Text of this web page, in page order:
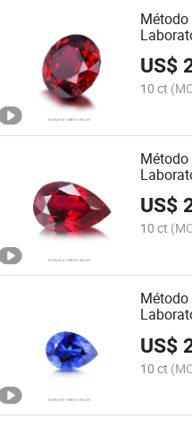
Método
US$
10 ct
Método
Joyería
US$
10 ct
Método
US$
10 ct